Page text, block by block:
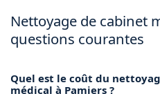
Nettoyage de cabinet
questions courantes
Quel est le coût du
médical à Pamiers ?